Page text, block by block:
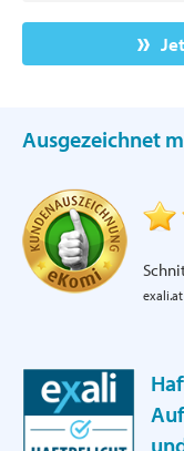
Ausgezeichnet
exali.at